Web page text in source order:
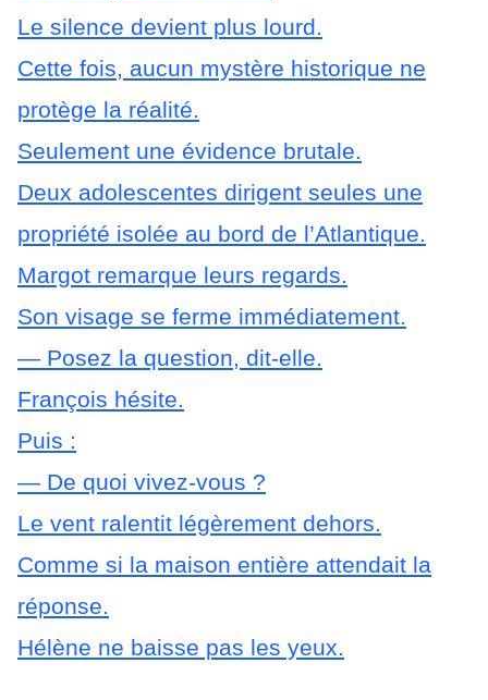
Le silence devient plus lourd.
Cette fois, aucun mystère historique ne
protège la réalité.
Seulement une évidence brutale.
Deux adolescentes dirigent seules une
propriété isolée au bord de l’Atlantique.
Margot remarque leurs regards.
Son visage se ferme immédiatement.
— Posez la question, dit-elle.
François hésite.
Puis :
— De quoi vivez-vous ?
Le vent ralentit légèrement dehors.
Comme si la maison entière attendait la
réponse.
Hélène ne baisse pas les yeux.